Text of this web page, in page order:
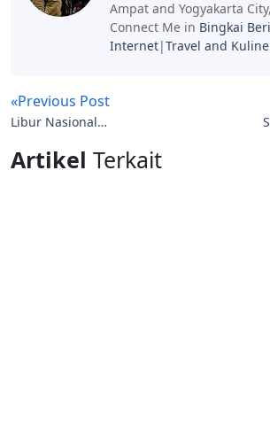
Ampat and Yogyakarta
Connect Me in Bingkai
Internet|Travel and
«Previous Post
Libur Nasional
2026 Resmi Jadi Hari
Artikel Terkait